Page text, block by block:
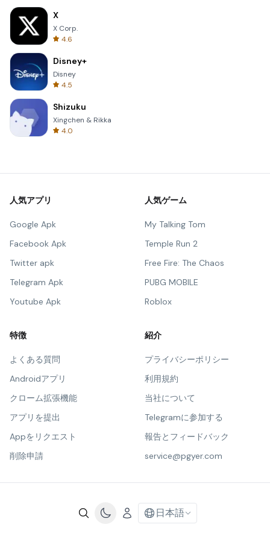
X
X Corp.
4.6
Disney+
Disney
4.5
Shizuku
Xingchen & Rikka
4.0
人気アプリ
Google Apk
Facebook Apk
Twitter apk
Telegram Apk
Youtube Apk
人気ゲーム
My Talking Tom
Temple Run 2
Free Fire: The Chaos
PUBG MOBILE
Roblox
特徴
よくある質問
Androidアプリ
クローム拡張機能
アプリを提出
Appをリクエスト
削除申請
紹介
プライバシーポリシー
利用規約
当社について
Telegramに参加する
報告とフィードバック
service@pgyer.com
日本語